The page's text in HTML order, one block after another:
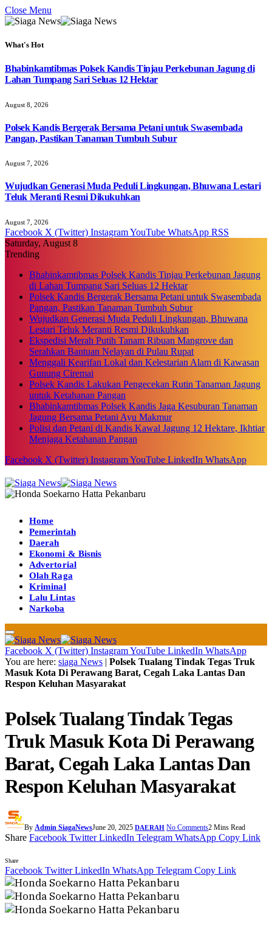
Close Menu
What's Hot
Bhabinkamtibmas Polsek Kandis Tinjau Perkebunan Jagung di
Lahan Tumpang Sari Seluas 12 Hektar
August 8, 2026
Polsek Kandis Bergerak Bersama Petani untuk Swasembada
Pangan, Pastikan Tanaman Tumbuh Subur
August 7, 2026
Wujudkan Generasi Muda Peduli Lingkungan, Bhuwana Lestari
Teluk Meranti Resmi Dikukuhkan
August 7, 2026
Facebook X (Twitter) InstagramYouTube WhatsApp RSS
Saturday, August 8
Trending
Bhabinkamtibmas Polsek Kandis Tinjau Perkebunan Jagung
di Lahan Tumpang Sari Seluas 12 Hektar
Polsek Kandis Bergerak Bersama Petani untuk Swasembada
Pangan, Pastikan Tanaman Tumbuh Subur
Wujudkan Generasi Muda Peduli Lingkungan, Bhuwana
Lestari Teluk Meranti Resmi Dikukuhkan
Ekspedisi Merah Putih Tanam Ribuan Mangrove dan
Serahkan Bantuan Nelayan di Pulau Rupat
Menggali Kearifan Lokal dan Kelestarian Alam di Kawasan
Gunung Ciremai
Polsek Kandis Lakukan Pengecekan Rutin Tanaman Jagung
untuk Ketahanan Pangan
Bhabinkamtibmas Polsek Kandis Jaga Kesuburan Tanaman
Jagung Bersama Petani Ayu Makmur
Polisi dan Petani di Kandis Kawal Jagung 12 Hektare, Ikhtiar
Menjaga Ketahanan Pangan
Facebook X (Twitter) InstagramYouTube LinkedIn WhatsApp
Home
Pemerintah
Daerah
Ekonomi & Bisnis
Advertorial
Olah Raga
Kriminal
Lalu Lintas
Narkoba
Facebook X (Twitter) InstagramYouTube LinkedIn WhatsApp
You are here: siaga News | Polsek Tualang Tindak Tegas Truk
Masuk Kota Di Perawang Barat, Cegah Laka Lantas Dan
Respon Keluhan Masyarakat
Polsek Tualang Tindak Tegas
Truk Masuk Kota Di Perawang
Barat, Cegah Laka Lantas Dan
Respon Keluhan Masyarakat
By Admin SiagaNewsJune 20, 2025 DAERAH No Comments2 Mins Read
Share Facebook Twitter LinkedIn Telegram WhatsApp Copy Link
Share
Facebook Twitter LinkedIn WhatsApp Telegram Copy Link